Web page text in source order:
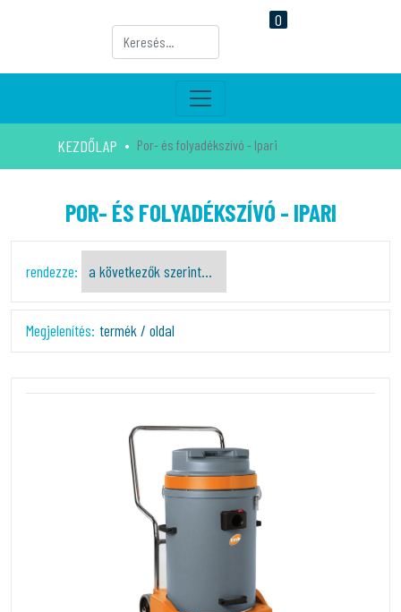
0
KEZDŐLAP Por- és folyadékszívó - Ipari
POR- ÉS FOLYADÉKSZÍVÓ - IPARI
rendezze:
Megjelenítés: termék / oldal